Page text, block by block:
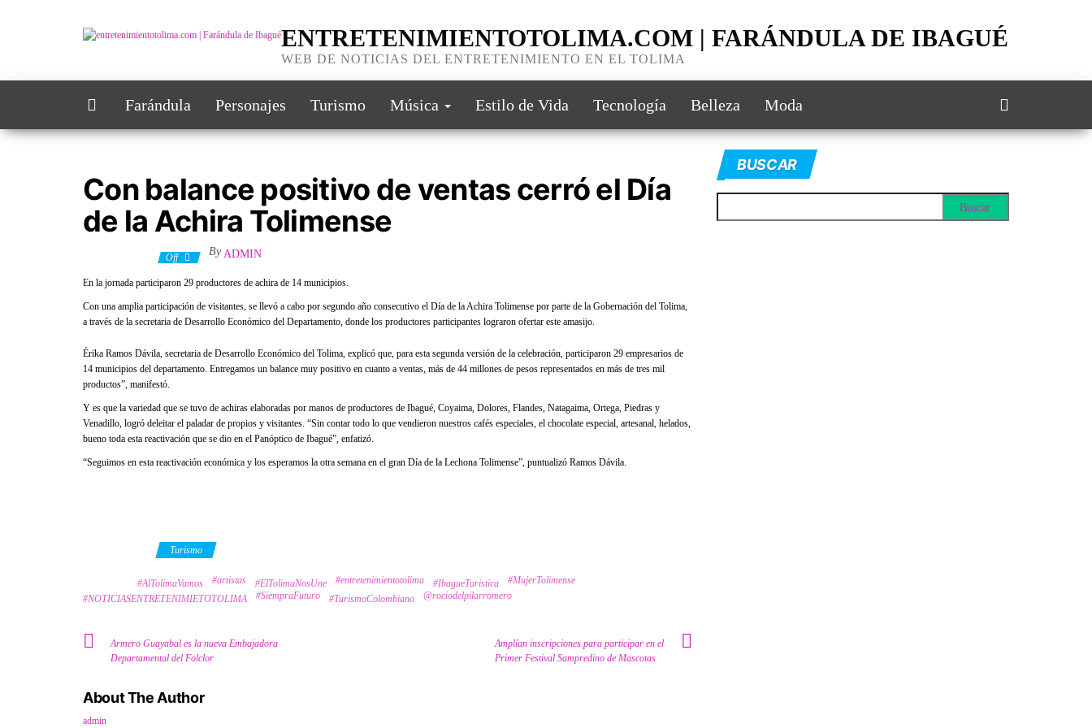
ENTRETENIMIENTOTOLIMA.COM | FARÁNDULA DE IBAGUÉ
WEB DE NOTICIAS DEL ENTRETENIMIENTO EN EL TOLIMA
Farándula Personajes Turismo Música Estilo de Vida Tecnología Belleza Moda
Con balance positivo de ventas cerró el Día
de la Achira Tolimense
Off By ADMIN
En la jornada participaron 29 productores de achira de 14 municipios.
Con una amplia participación de visitantes, se llevó a cabo por segundo año consecutivo el Día de la Achira Tolimense por parte de la Gobernación del Tolima,
a través de la secretaria de Desarrollo Económico del Departamento, donde los productores participantes lograron ofertar este amasijo.
Érika Ramos Dávila, secretaria de Desarrollo Económico del Tolima, explicó que, para esta segunda versión de la celebración, participaron 29 empresarios de
14 municipios del departamento. Entregamos un balance muy positivo en cuanto a ventas, más de 44 millones de pesos representados en más de tres mil
productos”, manifestó.
Y es que la variedad que se tuvo de achiras elaboradas por manos de productores de Ibagué, Coyaima, Dolores, Flandes, Natagaima, Ortega, Piedras y
Venadillo, logró deleitar el paladar de propios y visitantes. “Sin contar todo lo que vendieron nuestros cafés especiales, el chocolate especial, artesanal, helados,
bueno toda esta reactivación que se dio en el Panóptico de Ibagué”, enfatizó.
“Seguimos en esta reactivación económica y los esperamos la otra semana en el gran Día de la Lechona Tolimense”, puntualizó Ramos Dávila.
Turismo
#AlTolimaVamos #artistas #ElTolimaNosUne #entretenimientotolima #IbagueTuristica
#MujerTolimense
#NOTICIASENTRETENIMIETOTOLIMA
#SiempraFuturo #TurismoColombiano @rociodelpilarromero
Armero Guayabal es la nueva Embajadora
Departamental del Folclor
Amplían inscripciones para participar en el
Primer Festival Sampredino de Mascotas
About The Author
admin
BUSCAR